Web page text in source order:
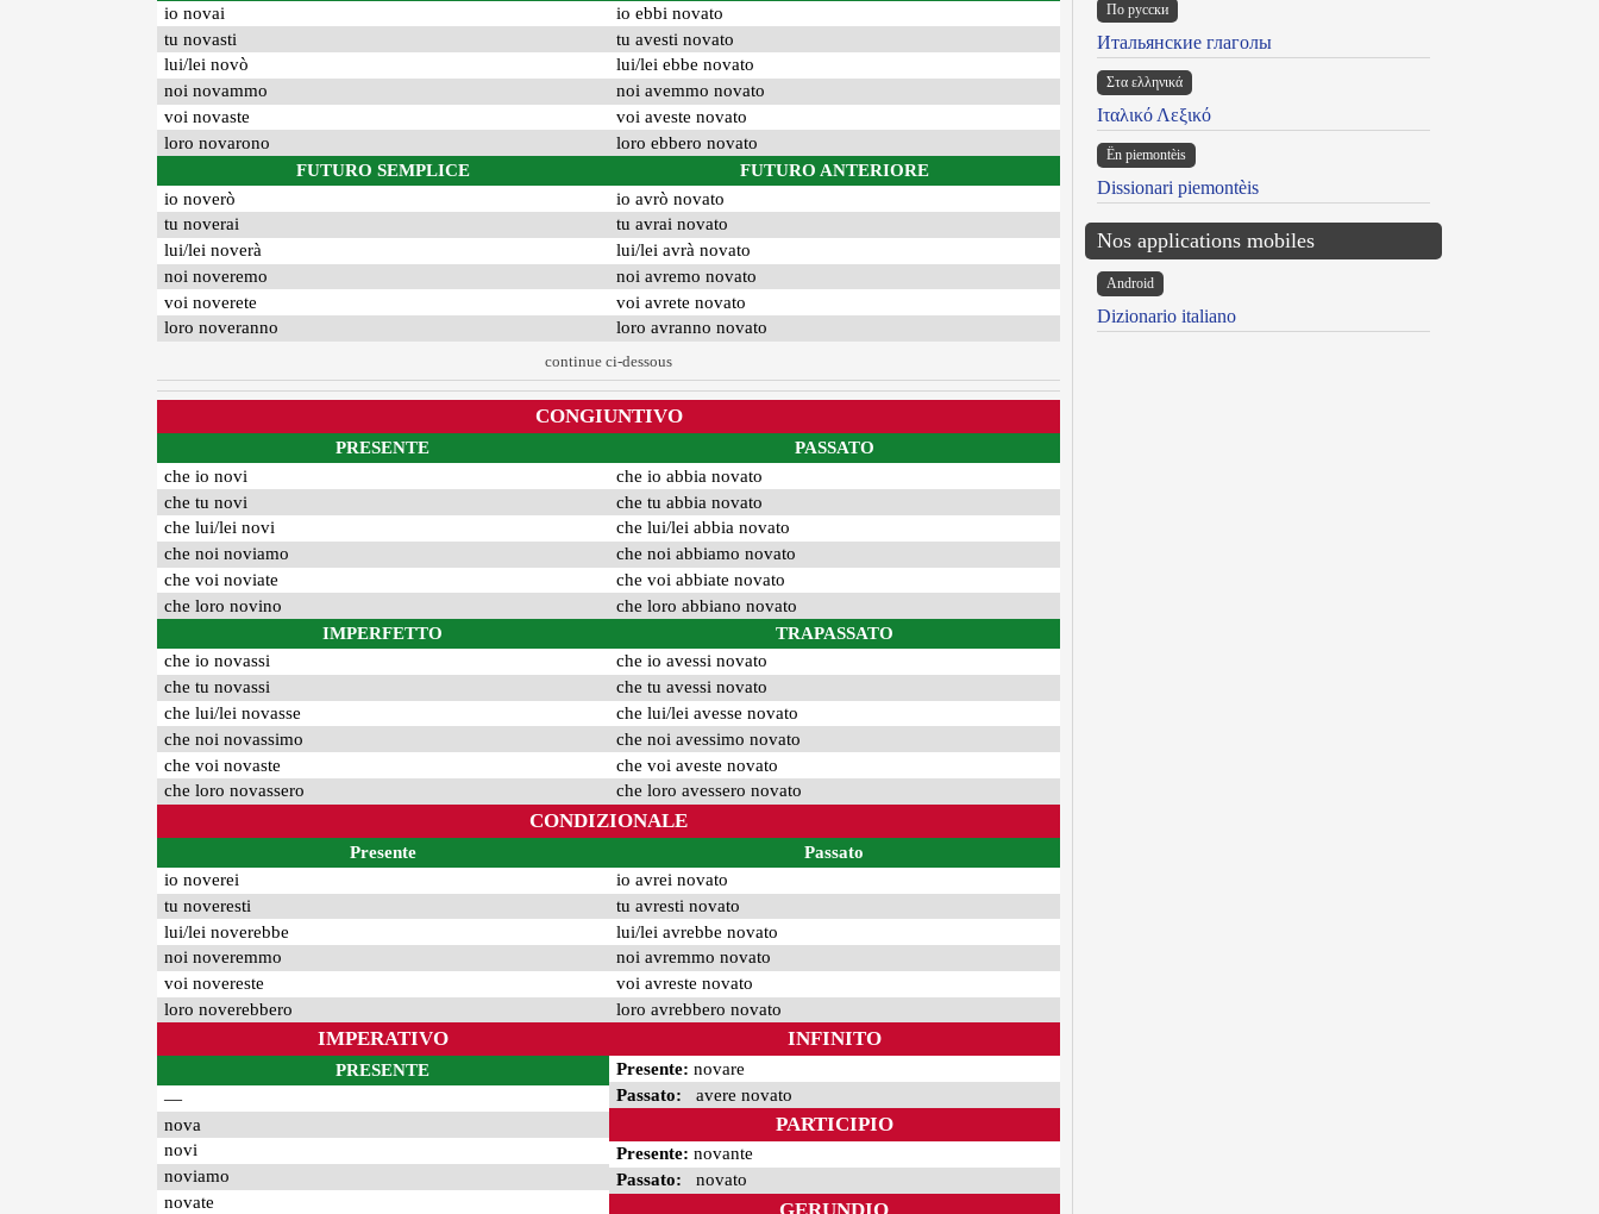
io novai
tu novasti
lui/lei novò
noi novammo
voi novaste
loro novarono
FUTURO SEMPLICE
io noverò
tu noverai
lui/lei noverà
noi noveremo
voi noverete
loro noveranno
io ebbi novato
tu avesti novato
lui/lei ebbe novato
noi avemmo novato
voi aveste novato
loro ebbero novato
FUTURO ANTERIORE
io avrò novato
tu avrai novato
lui/lei avrà novato
noi avremo novato
voi avrete novato
loro avranno novato
continue ci-dessous
CONGIUNTIVO
PRESENTE
che io novi
che tu novi
che lui/lei novi
che noi noviamo
che voi noviate
che loro novino
IMPERFETTO
che io novassi
che tu novassi
che lui/lei novasse
che noi novassimo
che voi novaste
che loro novassero
PASSATO
che io abbia novato
che tu abbia novato
che lui/lei abbia novato
che noi abbiamo novato
che voi abbiate novato
che loro abbiano novato
TRAPASSATO
che io avessi novato
che tu avessi novato
che lui/lei avesse novato
che noi avessimo novato
che voi aveste novato
che loro avessero novato
CONDIZIONALE
Presente
io noverei
tu noveresti
lui/lei noverebbe
noi noveremmo
voi novereste
loro noverebbero
Passato
io avrei novato
tu avresti novato
lui/lei avrebbe novato
noi avremmo novato
voi avreste novato
loro avrebbero novato
IMPERATIVO
PRESENTE
—
nova
novi
noviamo
novate
INFINITO
Presente: novare
Passato: avere novato
PARTICIPIO
Presente: novante
Passato: novato
GERUNDIO
По русски
Итальянские глаголы
Στα ελληνικά
Ιταλικό Λεξικό
Ën piemontèis
Dissionari piemontèis
Nos applications mobiles
Android
Dizionario italiano